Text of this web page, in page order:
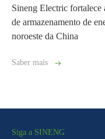
Sineng Electric fortalece
de armazenamento de
noroeste da China
Saber mais
Siga a SINENG